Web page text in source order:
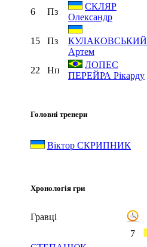
6
Пз
СКЛЯР
Олександр
15 Пз
КУЛАКОВСЬКИЙ
Артем
22 Нп
ЛОПЕС
ПЕРЕЙРА Рікарду
Головні тренери
Віктор СКРИПНИК
Хронологія гри
Гравці
7